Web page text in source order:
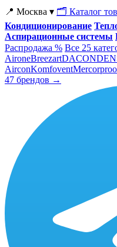
📍 Москва ▾ 🗂 Каталог
Кондиционирование
Аспирационные системы
Распродажа % Все 25
AironeBreezartDACOND
AirconKomfovent
47 брендов →